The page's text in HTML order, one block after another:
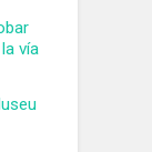
vía